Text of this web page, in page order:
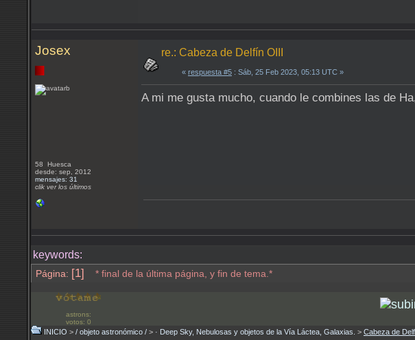
Josex
58 Huesca
desde: sep, 2012
mensajes: 31
clik ver los últimos
re.: Cabeza de Delfín OIII
« respuesta #5 : Sáb, 25 Feb 2023, 05:13 UTC »
A mi me gusta mucho, cuando le combines las de
keywords:
Página: [1] * final de la última página, y fin de tema.*
astrons:
votos: 0
INICIO > / objeto astronómico / > · Deep Sky, Nebulosas y objetos de la Vía Láctea, Galaxias. > Cabeza de